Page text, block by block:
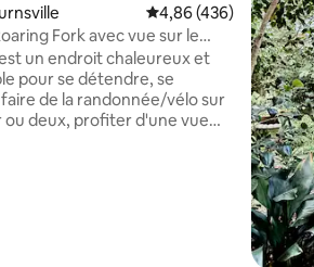
base de 163 commentaires : 4,96 sur 5
Évaluation moyenne
4,86 (436)
Fork avec vue sur le
un endroit chaleureux et
pour se détendre, se
de la randonnée/vélo sur
ou deux, profiter d'une vue